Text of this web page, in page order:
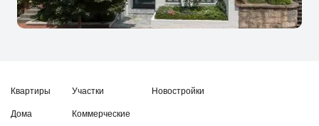
Квартиры
Дома
Участки
Коммерческие
Новостройки